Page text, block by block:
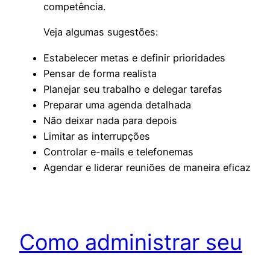
competência.
Veja algumas sugestões:
Estabelecer metas e definir prioridades
Pensar de forma realista
Planejar seu trabalho e delegar tarefas
Preparar uma agenda detalhada
Não deixar nada para depois
Limitar as interrupções
Controlar e-mails e telefonemas
Agendar e liderar reuniões de maneira eficaz
Como administrar seu